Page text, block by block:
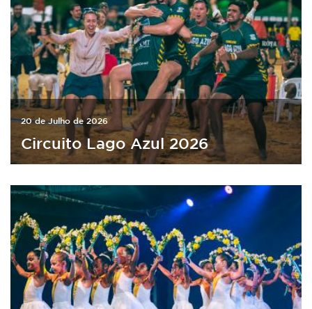
20 de Julho de 2026
Circuito Lago Azul 2026